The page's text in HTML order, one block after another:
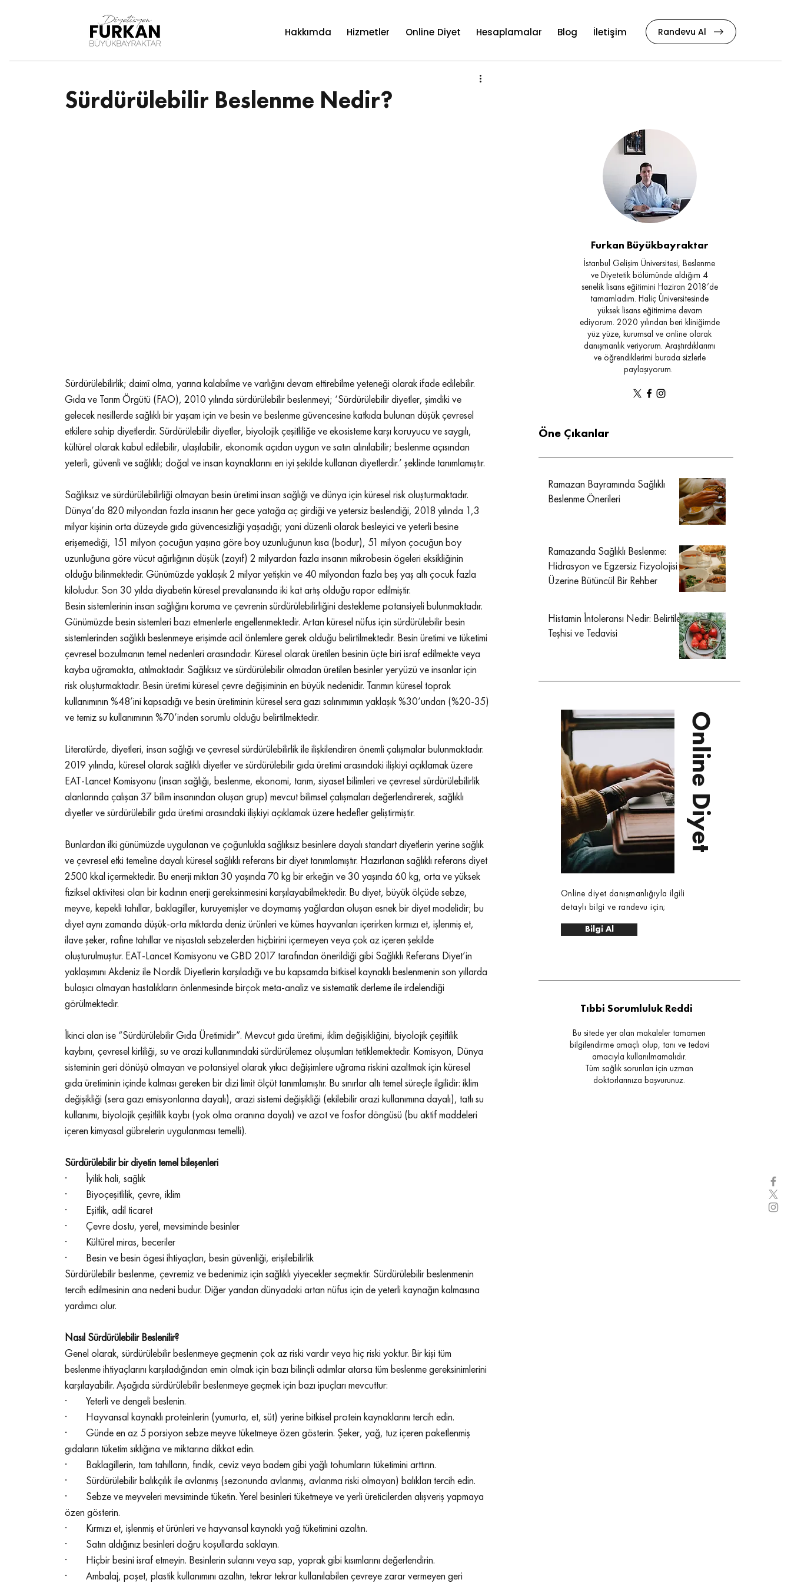
DiyetisyenFurkanBüy
ükbayraktar
Hakkımda Hizmetler Online Diyet Hesaplamalar Blog İletişim Randevu Al
Sürdürülebilir Beslenme Nedir?
Sürdürülebilirlik; daimî olma, yarına kalabilme ve varlığını devam ettirebilme yeteneği olarak ifade edilebilir.
Gıda ve Tarım Örgütü (FAO), 2010 yılında sürdürülebilir beslenmeyi; ‘Sürdürülebilir diyetler, şimdiki ve
gelecek nesillerde sağlıklı bir yaşam için ve besin ve beslenme güvencesine katkıda bulunan düşük çevresel
etkilere sahip diyetlerdir. Sürdürülebilir diyetler, biyolojik çeşitliliğe ve ekosisteme karşı koruyucu ve saygılı,
kültürel olarak kabul edilebilir, ulaşılabilir, ekonomik açıdan uygun ve satın alınılabilir; beslenme açısından
yeterli, güvenli ve sağlıklı; doğal ve insan kaynaklarını en iyi şekilde kullanan diyetlerdir.’ şeklinde tanımlamıştır.
Sağlıksız ve sürdürülebilirliği olmayan besin üretimi insan sağlığı ve dünya için küresel risk oluşturmaktadır.
Dünya’da 820 milyondan fazla insanın her gece yatağa aç girdiği ve yetersiz beslendiği, 2018 yılında 1,3
milyar kişinin orta düzeyde gıda güvencesizliği yaşadığı; yani düzenli olarak besleyici ve yeterli besine
erişemediği, 151 milyon çocuğun yaşına göre boy uzunluğunun kısa (bodur), 51 milyon çocuğun boy
uzunluğuna göre vücut ağırlığının düşük (zayıf) 2 milyardan fazla insanın mikrobesin ögeleri eksikliğinin
olduğu bilinmektedir. Günümüzde yaklaşık 2 milyar yetişkin ve 40 milyondan fazla beş yaş altı çocuk fazla
kiloludur. Son 30 yılda diyabetin küresel prevalansında iki kat artış olduğu rapor edilmiştir.
Besin sistemlerinin insan sağlığını koruma ve çevrenin sürdürülebilirliğini destekleme potansiyeli bulunmaktadır.
Günümüzde besin sistemleri bazı etmenlerle engellenmektedir. Artan küresel nüfus için sürdürülebilir besin
sistemlerinden sağlıklı beslenmeye erişimde acil önlemlere gerek olduğu belirtilmektedir. Besin üretimi ve tüketimi
çevresel bozulmanın temel nedenleri arasındadır. Küresel olarak üretilen besinin üçte biri israf edilmekte veya
kayba uğramakta, atılmaktadır. Sağlıksız ve sürdürülebilir olmadan üretilen besinler yeryüzü ve insanlar için
risk oluşturmaktadır. Besin üretimi küresel çevre değişiminin en büyük nedenidir. Tarımın küresel toprak
kullanımının %48’ini kapsadığı ve besin üretiminin küresel sera gazı salınımımın yaklaşık %30’undan (%20-35)
ve temiz su kullanımının %70’inden sorumlu olduğu belirtilmektedir.
Literatürde, diyetleri, insan sağlığı ve çevresel sürdürülebilirlik ile ilişkilendiren önemli çalışmalar bulunmaktadır.
2019 yılında, küresel olarak sağlıklı diyetler ve sürdürülebilir gıda üretimi arasındaki ilişkiyi açıklamak üzere
EAT-Lancet Komisyonu (insan sağlığı, beslenme, ekonomi, tarım, siyaset bilimleri ve çevresel sürdürülebilirlik
alanlarında çalışan 37 bilim insanından oluşan grup) mevcut bilimsel çalışmaları değerlendirerek, sağlıklı
diyetler ve sürdürülebilir gıda üretimi arasındaki ilişkiyi açıklamak üzere hedefler geliştirmiştir.
Bunlardan ilki günümüzde uygulanan ve çoğunlukla sağlıksız besinlere dayalı standart diyetlerin yerine sağlık
ve çevresel etki temeline dayalı küresel sağlıklı referans bir diyet tanımlamıştır. Hazırlanan sağlıklı referans diyet
2500 kkal içermektedir. Bu enerji miktarı 30 yaşında 70 kg bir erkeğin ve 30 yaşında 60 kg, orta ve yüksek
fiziksel aktivitesi olan bir kadının enerji gereksinmesini karşılayabilmektedir. Bu diyet, büyük ölçüde sebze,
meyve, kepekli tahıllar, baklagiller, kuruyemişler ve doymamış yağlardan oluşan esnek bir diyet modelidir; bu
diyet aynı zamanda düşük-orta miktarda deniz ürünleri ve kümes hayvanları içerirken kırmızı et, işlenmiş et,
ilave şeker, rafine tahıllar ve nişastalı sebzelerden hiçbirini içermeyen veya çok az içeren şekilde
oluşturulmuştur. EAT-Lancet Komisyonu ve GBD 2017 tarafından önerildiği gibi Sağlıklı Referans Diyet’in
yaklaşımını Akdeniz ile Nordik Diyetlerin karşıladığı ve bu kapsamda bitkisel kaynaklı beslenmenin son yıllarda
bulaşıcı olmayan hastalıkların önlenmesinde birçok meta-analiz ve sistematik derleme ile irdelendiği
görülmektedir.
İkinci alan ise “Sürdürülebilir Gıda Üretimidir”. Mevcut gıda üretimi, iklim değişikliğini, biyolojik çeşitlilik
kaybını, çevresel kirliliği, su ve arazi kullanımındaki sürdürülemez oluşumları tetiklemektedir. Komisyon, Dünya
sisteminin geri dönüşü olmayan ve potansiyel olarak yıkıcı değişimlere uğrama riskini azaltmak için küresel
gıda üretiminin içinde kalması gereken bir dizi limit ölçüt tanımlamıştır. Bu sınırlar altı temel süreçle ilgilidir: iklim
değişikliği (sera gazı emisyonlarına dayalı), arazi sistemi değişikliği (ekilebilir arazi kullanımına dayalı), tatlı su
kullanımı, biyolojik çeşitlilik kaybı (yok olma oranına dayalı) ve azot ve fosfor döngüsü (bu aktif maddeleri
içeren kimyasal gübrelerin uygulanması temelli).
Sürdürülebilir bir diyetin temel bileşenleri
·        İyilik hali, sağlık
·        Biyoçeşitlilik, çevre, iklim
·        Eşitlik, adil ticaret
·        Çevre dostu, yerel, mevsiminde besinler
·        Kültürel miras, beceriler
·        Besin ve besin ögesi ihtiyaçları, besin güvenliği, erişilebilirlik
Sürdürülebilir beslenme, çevremiz ve bedenimiz için sağlıklı yiyecekler seçmektir. Sürdürülebilir beslenmenin
tercih edilmesinin ana nedeni budur. Diğer yandan dünyadaki artan nüfus için de yeterli kaynağın kalmasına
yardımcı olur.
Nasıl Sürdürülebilir Beslenilir?
Genel olarak, sürdürülebilir beslenmeye geçmenin çok az riski vardır veya hiç riski yoktur. Bir kişi tüm
beslenme ihtiyaçlarını karşıladığından emin olmak için bazı bilinçli adımlar atarsa tüm beslenme gereksinimlerini
karşılayabilir. Aşağıda sürdürülebilir beslenmeye geçmek için bazı ipuçları mevcuttur:
·        Yeterli ve dengeli beslenin.
·        Hayvansal kaynaklı proteinlerin (yumurta, et, süt) yerine bitkisel protein kaynaklarını tercih edin.
·        Günde en az 5 porsiyon sebze meyve tüketmeye özen gösterin. Şeker, yağ, tuz içeren paketlenmiş
gıdaların tüketim sıklığına ve miktarına dikkat edin.
·        Baklagillerin, tam tahılların, fındık, ceviz veya badem gibi yağlı tohumların tüketimini arttırın.
·        Sürdürülebilir balıkçılık ile avlanmış (sezonunda avlanmış, avlanma riski olmayan) balıkları tercih edin.
·        Sebze ve meyveleri mevsiminde tüketin. Yerel besinleri tüketmeye ve yerli üreticilerden alışveriş yapmaya
özen gösterin.
·        Kırmızı et, işlenmiş et ürünleri ve hayvansal kaynaklı yağ tüketimini azaltın.
·        Satın aldığınız besinleri doğru koşullarda saklayın.
·        Hiçbir besini israf etmeyin. Besinlerin sularını veya sap, yaprak gibi kısımlarını değerlendirin.
·        Ambalaj, poşet, plastik kullanımını azaltın, tekrar tekrar kullanılabilen çevreye zarar vermeyen geri
Ramazan Bayramında Sağlıklı
Beslenme Önerileri
Ramazanda Sağlıklı Beslenme:
Hidrasyon ve Egzersiz Fizyolojisi
Üzerine Bütüncül Bir Rehber
Histamin İntoleransı Nedir: Belirtileri
Teşhisi ve Tedavisi
Öne Çıkanlar
Furkan Büyükbayraktar
İstanbul Gelişim Üniversitesi, Beslenme
ve Diyetetik bölümünde aldığım 4
senelik lisans eğitimini Haziran 2018’de
tamamladım. Haliç Üniversitesinde
yüksek lisans eğitimime devam
ediyorum. 2020 yılından beri kliniğimde
yüz yüze, kurumsal ve online olarak
danışmanlık veriyorum. Araştırdıklarımı
ve öğrendiklerimi burada sizlerle
paylaşıyorum.
Online Diyet
Online diyet danışmanlığıyla ilgili
detaylı bilgi ve randevu için;
Bilgi Al
Bu sitede yer alan makaleler tamamen
bilgilendirme amaçlı olup, tanı ve tedavi
amacıyla kullanılmamalıdır.
Tüm sağlık sorunları için uzman
doktorlarınıza başvurunuz.
Tıbbi Sorumluluk Reddi